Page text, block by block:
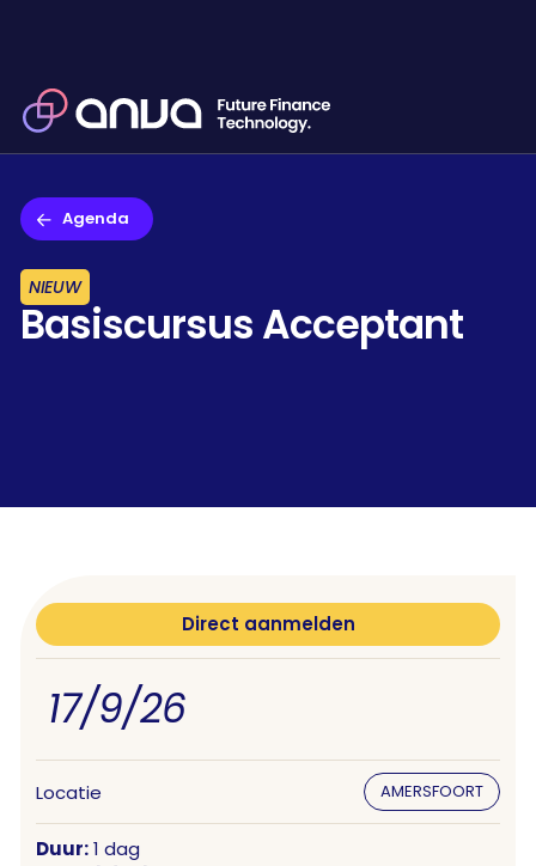
Agenda
NIEUW
Basiscursus Acceptant
Direct aanmelden
17/9/26
Locatie AMERSFOORT
Duur:1 dag